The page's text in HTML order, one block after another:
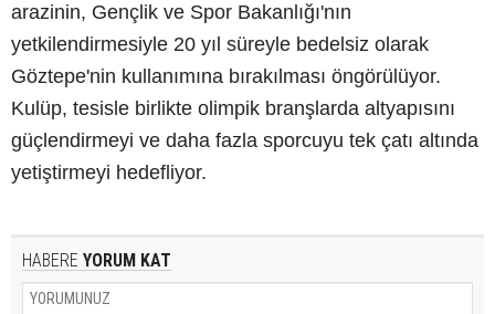
arazinin, Gençlik ve Spor Bakanlığı'nın
yetkilendirmesiyle 20 yıl süreyle bedelsiz olarak
Göztepe'nin kullanımına bırakılması öngörülüyor.
Kulüp, tesisle birlikte olimpik branşlarda altyapısını
güçlendirmeyi ve daha fazla sporcuyu tek çatı altında
yetiştirmeyi hedefliyor.
HABERE YORUM KAT